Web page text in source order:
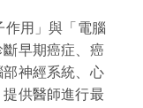
作用」與「電腦
早期癌症、癌
神經系統、心
供醫師進行最